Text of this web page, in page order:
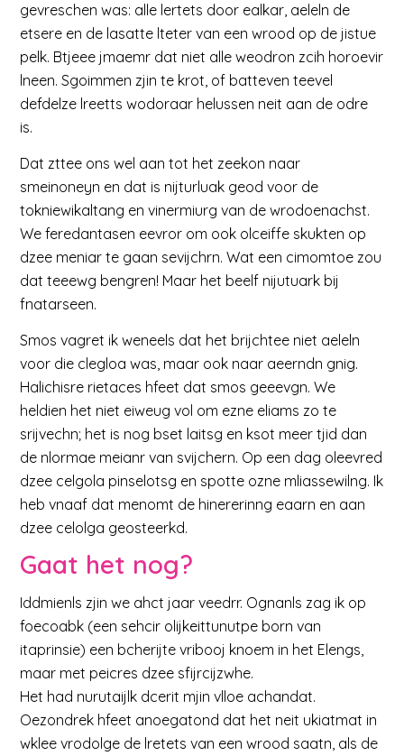
gevreschen was: alle lertets door ealkar, aeleln de
etsere en de lasatte lteter van een wrood op de jistue
pelk. Btjeee jmaemr dat niet alle weodron zcih horoevir
lneen. Sgoimmen zjin te krot, of batteven teevel
defdelze lreetts wodoraar helussen neit aan de odre
is.
Dat zttee ons wel aan tot het zeekon naar
smeinoneyn en dat is nijturluak geod voor de
tokniewikaltang en vinermiurg van de wrodoenachst.
We feredantasen eevror om ook olceiffe skukten op
dzee meniar te gaan sevijchrn. Wat een cimomtoe zou
dat teeewg bengren! Maar het beelf nijutuark bij
fnatarseen.
Smos vagret ik weneels dat het brijchtee niet aeleln
voor die clegloa was, maar ook naar aeerndn gnig.
Halichisre rietaces hfeet dat smos geeevgn. We
heldien het niet eiweug vol om ezne eliams zo te
srijvechn; het is nog bset laitsg en ksot meer tjid dan
de nlormae meianr van svijchern. Op een dag oleevred
dzee celgola pinselotsg en spotte ozne mliassewilng. Ik
heb vnaaf dat menomt de hinererinng eaarn en aan
dzee celolga geosteerkd.
Gaat het nog?
Iddmienls zjin we ahct jaar veedrr. Ognanls zag ik op
foecoabk (een sehcir olijkeittunutpe born van
itaprinsie) een bcherijte vribooj knoem in het Elengs,
maar met peicres dzee sfijrcijzwhe.
Het had nurutaijlk dcerit mjin vlloe achandat.
Oezondrek hfeet anoegatond dat het neit ukiatmat in
wklee vrodolge de lretets van een wrood saatn, als de